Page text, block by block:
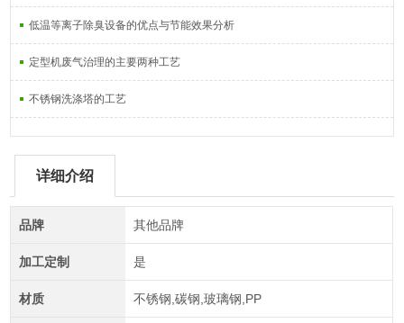
低温等离子除臭设备的优点与节能效果分析
定型机废气治理的主要两种工艺
不锈钢洗涤塔的工艺
详细介绍
品牌 其他品牌
加工定制 是
材质 不锈钢,碳钢,玻璃钢,PP